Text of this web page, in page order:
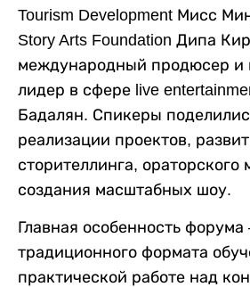
Tourism Development Мисс
Story Arts Foundation Дипа
международный продюсер и
лидер в сфере live
Бадалян. Спикеры
реализации проектов,
сторителлинга, ораторского
создания масштабных шоу.
Главная особенность форума
традиционного формата
практической работе над